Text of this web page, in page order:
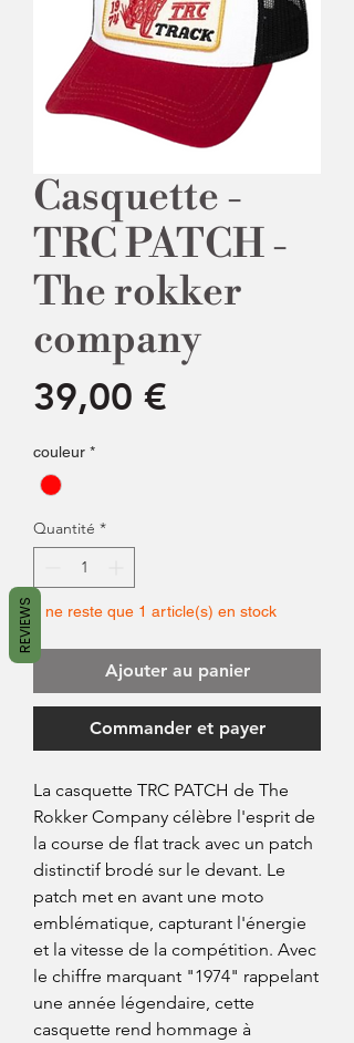
Casquette -
TRC PATCH -
The rokker
company
39,00 €
couleur *
Quantité *
Il ne reste que 1 article(s) en stock
Ajouter au panier
Commander et payer
La casquette TRC PATCH de The
Rokker Company célèbre l'esprit de
la course de flat track avec un patch
distinctif brodé sur le devant. Le
patch met en avant une moto
emblématique, capturant l'énergie
et la vitesse de la compétition. Avec
le chiffre marquant "1974" rappelant
une année légendaire, cette
casquette rend hommage à
REVIEWS